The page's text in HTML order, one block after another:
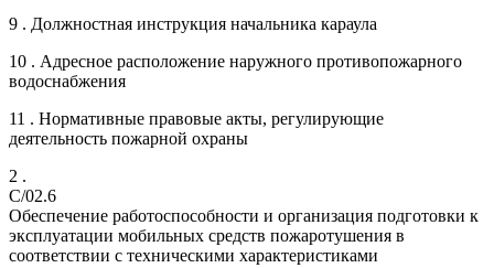
9 . Должностная инструкция начальника караула
10 . Адресное расположение наружного противопожарного
водоснабжения
11 . Нормативные правовые акты, регулирующие
деятельность пожарной охраны
2 .
C/02.6
Обеспечение работоспособности и организация подготовки к
эксплуатации мобильных средств пожаротушения в
соответствии с техническими характеристиками